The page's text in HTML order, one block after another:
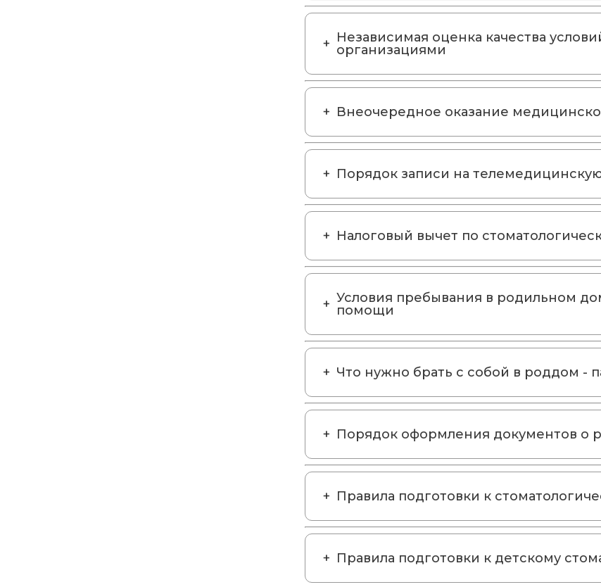
Независимая оценка качества
организациями
Внеочередное оказание
Порядок записи на
Налоговый вычет по
Условия пребывания в родильном
помощи
Что нужно брать с собой в роддом -
Порядок оформления документов о
Правила подготовки к
Правила подготовки к детскому